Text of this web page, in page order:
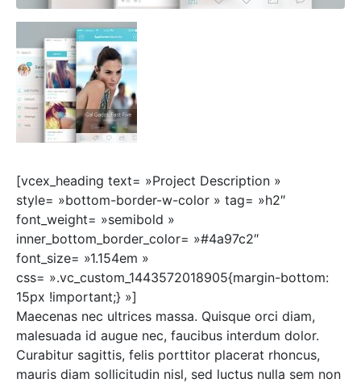
[vcex_heading text= »Project Description »
style= »bottom-border-w-color » tag= »h2″
font_weight= »semibold »
inner_bottom_border_color= »#4a97c2″
font_size= »1.154em »
css= ».vc_custom_1443572018905{margin-bottom:
15px !important;} »]
Maecenas nec ultrices massa. Quisque orci diam,
malesuada id augue nec, faucibus interdum dolor.
Curabitur sagittis, felis porttitor placerat rhoncus,
mauris diam sollicitudin nisl, sed luctus nulla sem non